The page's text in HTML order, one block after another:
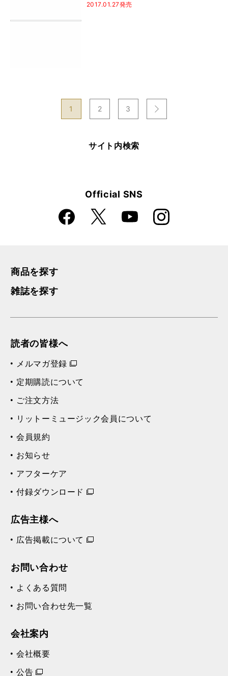
2017.01.27発売
1 2 3
のページへ
サイト内検索
Official SNS
Faceboo
k
X YouTube Instagra
m
商品を探す
雑誌を探す
読者の皆様へ
メルマガ登録
定期購読について
ご注文方法
リットーミュージック会員について
会員規約
お知らせ
アフターケア
付録ダウンロード
広告主様へ
広告掲載について
お問い合わせ
よくある質問
お問い合わせ先一覧
会社案内
会社概要
公告